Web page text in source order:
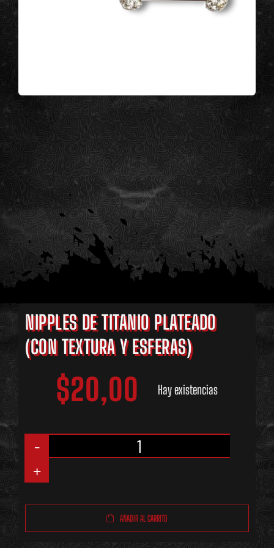
NIPPLES DE TITANIO PLATEADO
(CON TEXTURA Y ESFERAS)
$20,00 Hay existencias
de
AÑADIR AL CARRITO